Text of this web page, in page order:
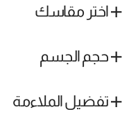
اختر مقاسك
حجم الجسم
تفضيل الملاءمة